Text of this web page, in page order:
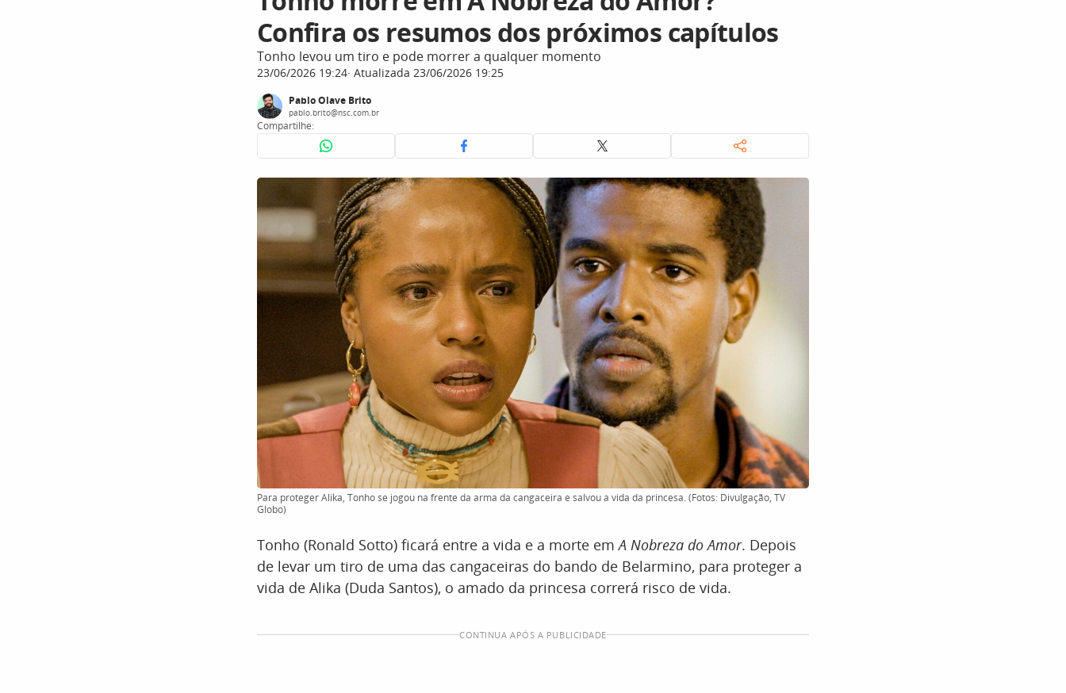
Confira os resumos dos próximos capítulos
Tonho levou um tiro e pode morrer a qualquer momento
23/06/2026 19:24 Atualizada 23/06/2026 19:25
Pablo Olave Brito
pablo.brito@nsc.com.br
Compartilhe:
Para proteger Alika, Tonho se jogou na frente da arma da cangaceira e salvou a vida da princesa. (Fotos: Divulgação, TV
Globo)
Tonho (Ronald Sotto) ficará entre a vida e a morte emA Nobreza do Amor. Depois
de levar um tiro de uma das cangaceiras do bando de Belarmino, para proteger a
vida de Alika (Duda Santos), o amado da princesa correrá risco de vida.
CONTINUA APÓS A PUBLICIDADE